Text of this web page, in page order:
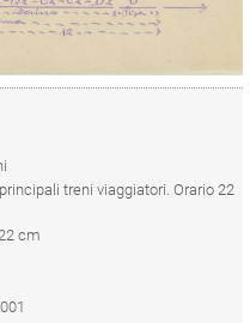
treni viaggiatori. Orario 22
cm